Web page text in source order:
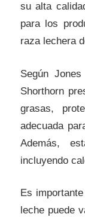
su alta
para los
raza lechera
Según
Shorthorn
grasas,
adecuada
Además,
incluyendo
Es
leche puede